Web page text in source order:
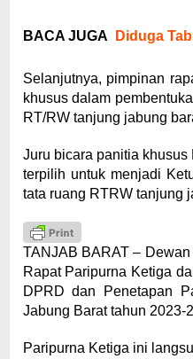
BACA JUGA Diduga
Selanjutnya, pimpinan
khusus dalam
RT/RW tanjung jabung
Juru bicara panitia
terpilih untuk menjadi
tata ruang RTRW tanjung
TANJAB BARAT –
Rapat Paripurna Ketiga
DPRD dan Penetapan
Jabung Barat tahun 2023-
Paripurna Ketiga ini